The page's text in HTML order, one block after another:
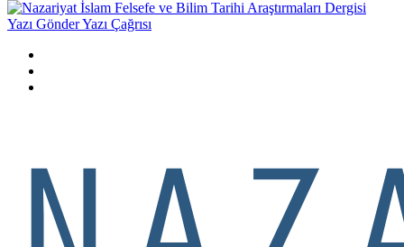
Yazı GönderYazı Çağrısı